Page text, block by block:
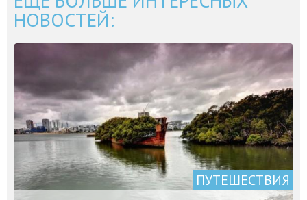
НОВОСТЕЙ:
ПУТЕШЕСТВИЯ